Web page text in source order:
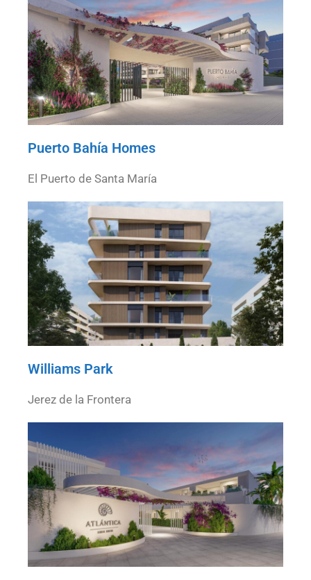
Puerto Bahía Homes
El Puerto de Santa María
Williams Park
Jerez de la Frontera